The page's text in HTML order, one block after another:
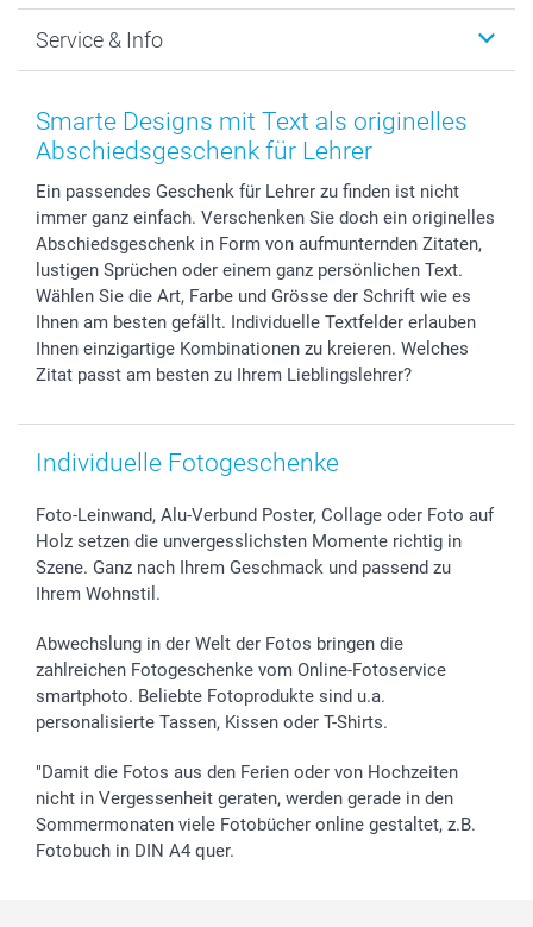
Fotoabzüge, Fotos als Buch & Poster
Zubehör & Material
Foto-Kalender & Agenden
Geschenk-Gutscheine (PDF)
Datenschutz
AGB
Impressum
Partnerprogramme
Investor Relations
B2B smartbusiness
Widerrufsrecht
Neujahr
Muttertag
Vatertag
Hochzeit
Geburtstag
Geburt
Zu allen Anlässen
Service & Info
Anmelden /Registrieren
Preise und Versandkosten
72h Lieferung
Zahlungsmöglichkeiten
Sitemap
Status der Bestellung
smartfriends
smartgarantie
smartbonus
Smarte Designs mit Text als originelles
Abschiedsgeschenk für Lehrer
Ein passendes Geschenk für Lehrer zu finden ist nicht
immer ganz einfach. Verschenken Sie doch ein originelles
Abschiedsgeschenk in Form von aufmunternden Zitaten,
lustigen Sprüchen oder einem ganz persönlichen Text.
Wählen Sie die Art, Farbe und Grösse der Schrift wie es
Ihnen am besten gefällt. Individuelle Textfelder erlauben
Ihnen einzigartige Kombinationen zu kreieren. Welches
Zitat passt am besten zu Ihrem Lieblingslehrer?
Individuelle Fotogeschenke
Foto-Leinwand, Alu-Verbund Poster, Collage oder Foto auf
Holz setzen die unvergesslichsten Momente richtig in
Szene. Ganz nach Ihrem Geschmack und passend zu
Ihrem Wohnstil.
Abwechslung in der Welt der Fotos bringen die
zahlreichen Fotogeschenke vom Online-Fotoservice
smartphoto. Beliebte Fotoprodukte sind u.a.
personalisierte Tassen, Kissen oder T-Shirts.
"Damit die Fotos aus den Ferien oder von Hochzeiten
nicht in Vergessenheit geraten, werden gerade in den
Sommermonaten viele Fotobücher online gestaltet, z.B.
Fotobuch in DIN A4 quer.